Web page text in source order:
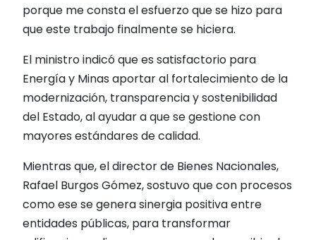
porque me consta el esfuerzo que se hizo para
que este trabajo finalmente se hiciera.
El ministro indicó que es satisfactorio para
Energía y Minas aportar al fortalecimiento de la
modernización, transparencia y sostenibilidad
del Estado, al ayudar a que se gestione con
mayores estándares de calidad.
Mientras que, el director de Bienes Nacionales,
Rafael Burgos Gómez, sostuvo que con procesos
como ese se genera sinergia positiva entre
entidades públicas, para transformar